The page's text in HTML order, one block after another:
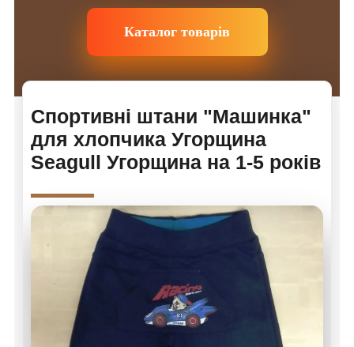
Каталог товарів
Спортивні штани "Машинка"
для хлопчика Угорщина
Seagull Угорщина на 1-5 років